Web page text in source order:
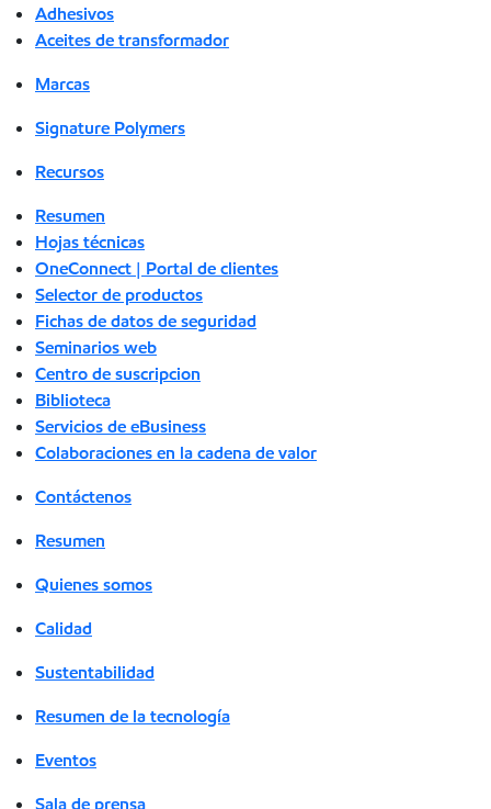
Adhesivos
Aceites de transformador
Marcas
Signature Polymers
Recursos
Resumen
Hojas técnicas
OneConnect | Portal de clientes
Selector de productos
Fichas de datos de seguridad
Seminarios web
Centro de suscripcion
Biblioteca
Servicios de eBusiness
Colaboraciones en la cadena de valor
Contáctenos
Resumen
Quienes somos
Calidad
Sustentabilidad
Resumen de la tecnología
Eventos
Sala de prensa